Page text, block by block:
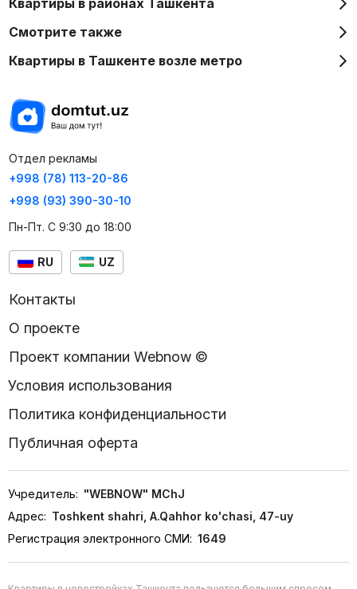
Смотрите также
Квартиры в Ташкенте возле метро
Отдел рекламы
+998 (78) 113-20-86
+998 (93) 390-30-10
Пн-Пт. С 9:30 до 18:00
RU UZ
Контакты
О проекте
Проект компании Webnow ©
Условия использования
Политика конфиденциальности
Публичная оферта
Учредитель: "WEBNOW" MChJ
Адрес: Toshkent shahri, A.Qahhor ko'chasi, 47-uy
Регистрация электронного СМИ: 1649